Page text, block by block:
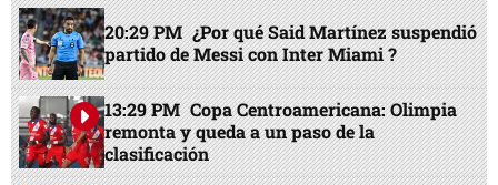
20:29 PM ¿Por qué Said Martínez suspendió
partido de Messi con Inter Miami ?
13:29 PM Copa Centroamericana: Olimpia
remonta y queda a un paso de la
clasificación